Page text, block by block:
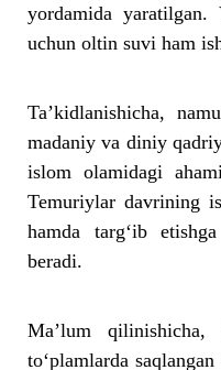
yordamida
uchun oltin suvi ham
Ta’kidlanishicha,
madaniy va diniy
islom olamidagi
Temuriylar davrining
hamda targ‘ib
beradi.
Ma’lum
to‘plamlarda